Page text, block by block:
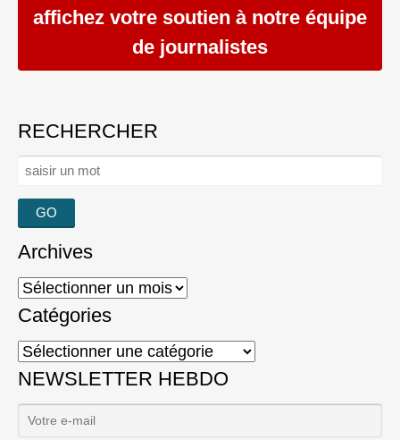
affichez votre soutien à notre équipe
de journalistes
RECHERCHER
Rechercher :
Archives
Archives
Catégories
Catégories
NEWSLETTER HEBDO